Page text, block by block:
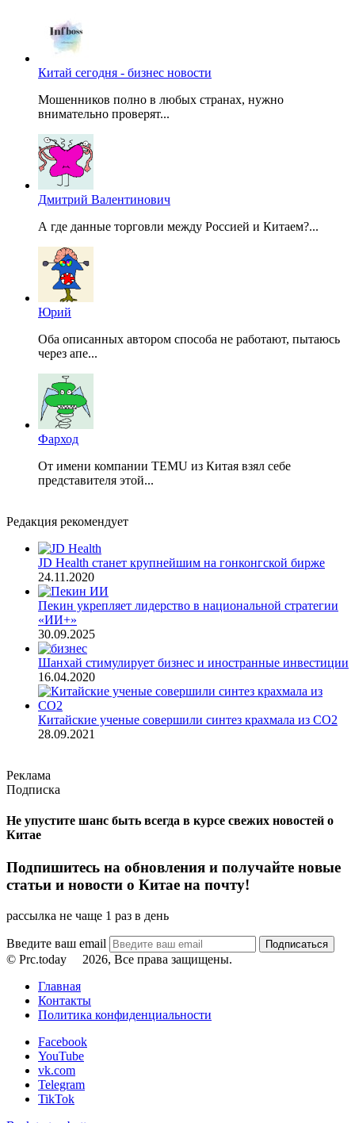
Китай сегодня - бизнес новости
Мошенников полно в любых странах, нужно
внимательно проверят...
Дмитрий Валентинович
А где данные торговли между Россией и Китаем?...
Юрий
Оба описанных автором способа не работают, пытаюсь
через апе...
Фарход
От имени компании TEMU из Китая взял себе
представителя этой...
Редакция рекомендует
JD Health станет крупнейшим на гонконгской бирже
24.11.2020
Пекин укрепляет лидерство в национальной стратегии
«ИИ+»
30.09.2025
Шанхай стимулирует бизнес и иностранные инвестиции
16.04.2020
Китайские ученые совершили синтез крахмала из CO2
28.09.2021
Реклама
Подписка
Не упустите шанс быть всегда в курсе свежих новостей о
Китае
Подпишитесь на обновления и получайте новые
статьи и новости о Китае на почту!
рассылка не чаще 1 раз в день
Введите ваш email
© Prc.today
2026, Все права защищены.
Главная
Контакты
Политика конфиденциальности
Facebook
YouTube
vk.com
Telegram
TikTok